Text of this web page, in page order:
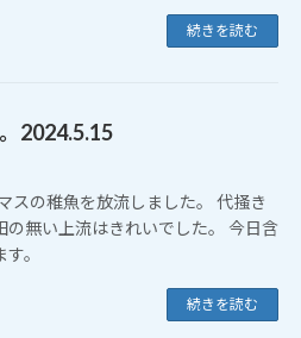
続きを読む
2024.5.15
スの稚魚を放流しました。 代掻き
無い上流はきれいでした。 今日含
。
続きを読む